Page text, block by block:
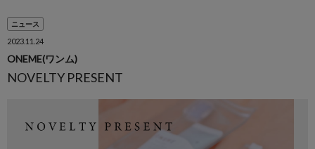
ニュース
2023.11.24
ONEME(ワンム)
NOVELTY PRESENT